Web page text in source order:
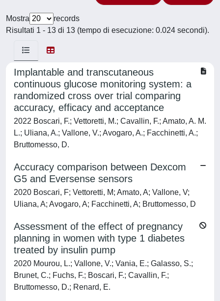
Mostra
records
Risultati 1 - 13 di 13 (tempo di esecuzione: 0.024 secondi).
Implantable and transcutaneous
continuous glucose monitoring system: a
randomized cross over trial comparing
accuracy, efficacy and acceptance
2022 Boscari, F.; Vettoretti, M.; Cavallin, F.; Amato, A. M.
L.; Uliana, A.; Vallone, V.; Avogaro, A.; Facchinetti, A.;
Bruttomesso, D.
Accuracy comparison between Dexcom
G5 and Eversense sensors
2020 Boscari, F; Vettoretti, M; Amato, A; Vallone, V;
Uliana, A; Avogaro, A; Facchinetti, A; Bruttomesso, D
Assessment of the effect of pregnancy
planning in women with type 1 diabetes
treated by insulin pump
2020 Mourou, L.; Vallone, V.; Vania, E.; Galasso, S.;
Brunet, C.; Fuchs, F.; Boscari, F.; Cavallin, F.;
Bruttomesso, D.; Renard, E.